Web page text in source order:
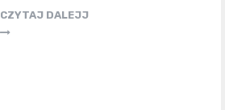
CZYTAJ DALEJJ